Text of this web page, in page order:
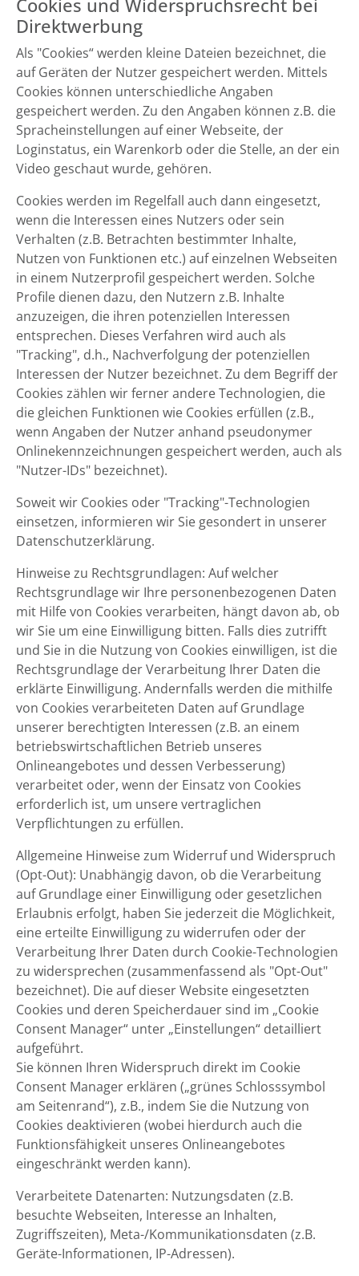
Cookies und Widerspruchsrecht bei
Direktwerbung
Als "Cookies“ werden kleine Dateien bezeichnet, die
auf Geräten der Nutzer gespeichert werden. Mittels
Cookies können unterschiedliche Angaben
gespeichert werden. Zu den Angaben können z.B. die
Spracheinstellungen auf einer Webseite, der
Loginstatus, ein Warenkorb oder die Stelle, an der ein
Video geschaut wurde, gehören.
Cookies werden im Regelfall auch dann eingesetzt,
wenn die Interessen eines Nutzers oder sein
Verhalten (z.B. Betrachten bestimmter Inhalte,
Nutzen von Funktionen etc.) auf einzelnen Webseiten
in einem Nutzerprofil gespeichert werden. Solche
Profile dienen dazu, den Nutzern z.B. Inhalte
anzuzeigen, die ihren potenziellen Interessen
entsprechen. Dieses Verfahren wird auch als
"Tracking", d.h., Nachverfolgung der potenziellen
Interessen der Nutzer bezeichnet. Zu dem Begriff der
Cookies zählen wir ferner andere Technologien, die
die gleichen Funktionen wie Cookies erfüllen (z.B.,
wenn Angaben der Nutzer anhand pseudonymer
Onlinekennzeichnungen gespeichert werden, auch als
"Nutzer-IDs" bezeichnet).
Soweit wir Cookies oder "Tracking"-Technologien
einsetzen, informieren wir Sie gesondert in unserer
Datenschutzerklärung.
Hinweise zu Rechtsgrundlagen: Auf welcher
Rechtsgrundlage wir Ihre personenbezogenen Daten
mit Hilfe von Cookies verarbeiten, hängt davon ab, ob
wir Sie um eine Einwilligung bitten. Falls dies zutrifft
und Sie in die Nutzung von Cookies einwilligen, ist die
Rechtsgrundlage der Verarbeitung Ihrer Daten die
erklärte Einwilligung. Andernfalls werden die mithilfe
von Cookies verarbeiteten Daten auf Grundlage
unserer berechtigten Interessen (z.B. an einem
betriebswirtschaftlichen Betrieb unseres
Onlineangebotes und dessen Verbesserung)
verarbeitet oder, wenn der Einsatz von Cookies
erforderlich ist, um unsere vertraglichen
Verpflichtungen zu erfüllen.
Allgemeine Hinweise zum Widerruf und Widerspruch
(Opt-Out): Unabhängig davon, ob die Verarbeitung
auf Grundlage einer Einwilligung oder gesetzlichen
Erlaubnis erfolgt, haben Sie jederzeit die Möglichkeit,
eine erteilte Einwilligung zu widerrufen oder der
Verarbeitung Ihrer Daten durch Cookie-Technologien
zu widersprechen (zusammenfassend als "Opt-Out"
bezeichnet). Die auf dieser Website eingesetzten
Cookies und deren Speicherdauer sind im „Cookie
Consent Manager“ unter „Einstellungen“ detailliert
aufgeführt.
Sie können Ihren Widerspruch direkt im Cookie
Consent Manager erklären („grünes Schlosssymbol
am Seitenrand“), z.B., indem Sie die Nutzung von
Cookies deaktivieren (wobei hierdurch auch die
Funktionsfähigkeit unseres Onlineangebotes
eingeschränkt werden kann).
Verarbeitete Datenarten: Nutzungsdaten (z.B.
besuchte Webseiten, Interesse an Inhalten,
Zugriffszeiten), Meta-/Kommunikationsdaten (z.B.
Geräte-Informationen, IP-Adressen).